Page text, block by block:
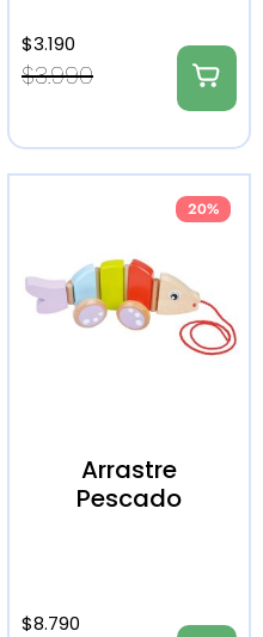
$3.990
$3.190
20%
Arrastre
Pescado
$8.790